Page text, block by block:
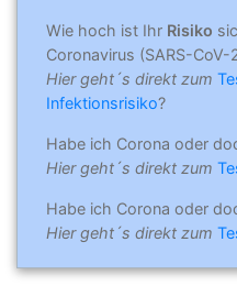
Wie hoch ist Ihr Risiko
Coronavirus (SARS-CoV-
Hier geht´s direkt zum
Infektionsrisiko?
Habe ich Corona oder
Hier geht´s direkt zum
Habe ich Corona oder
Hier geht´s direkt zum